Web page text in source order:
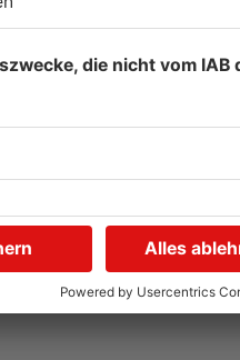
Autofahrerin
31.07.2026, 11:45 UHR IN